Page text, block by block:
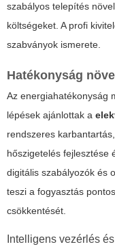
szabályos telepítés
költségeket. A profi
szabványok ismerete.
Hatékonyság
Az energiahatékonyság
lépések ajánlottak a
rendszeres
hőszigetelés fejlesztése
digitális szabályozók és
teszi a fogyasztás
csökkentését.
Intelligens vezérlés